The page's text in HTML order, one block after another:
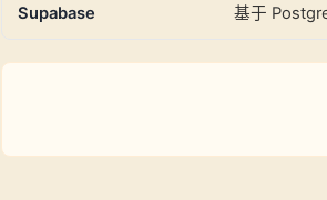
Supabase 基于